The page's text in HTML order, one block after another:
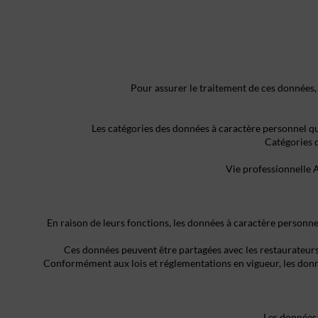
Pour assurer le traitement de ces
Les catégories des données à caractère personnel
Catégories
Vie professionnelle
En raison de leurs fonctions, les données à caractère
Ces données peuvent être partagées avec les
Conformément aux lois et réglementations en vigueur, les